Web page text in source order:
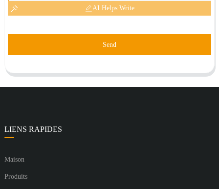
AI Helps Write
Send
LIENS RAPIDES
Maison
Produits